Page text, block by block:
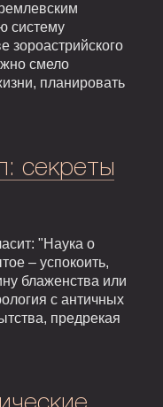
систему
зороастрийского
смело
планировать
секреты
"Наука о
– успокоить,
блаженства или
с античных
предрекая